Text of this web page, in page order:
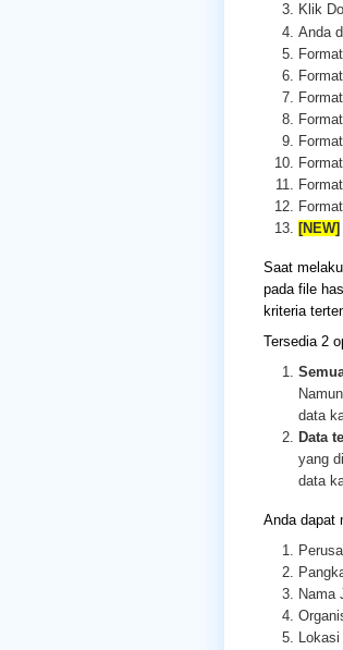
Klik
Anda
[NEW]
Saat
pada file
kriteria
Tersedia 2
data
Data
yang
data
Anda dapat
Nama
Lokasi